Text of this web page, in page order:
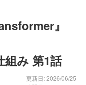
』
組み 第1話
更新日: 2026/06/25